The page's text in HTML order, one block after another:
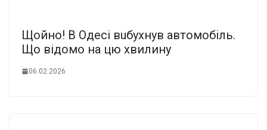
Щойно! В Одeсі вuбухнув автoмобіль.
Що вiдомо на цю xвилину
06.02.2026